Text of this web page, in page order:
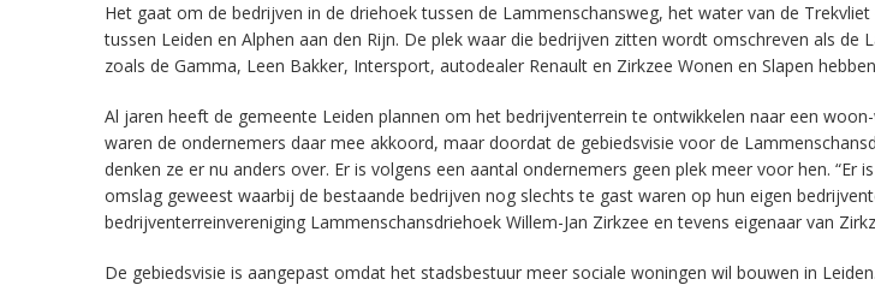
Het gaat om de bedrijven in de driehoek tussen de Lammenschansweg, het water van de
tussen Leiden en Alphen aan den Rijn. De plek waar die bedrijven zitten wordt omschreven als de
zoals de Gamma, Leen Bakker, Intersport, autodealer Renault en Zirkzee Wonen en Slapen
Al jaren heeft de gemeente Leiden plannen om het bedrijventerrein te ontwikkelen naar een
waren de ondernemers daar mee akkoord, maar doordat de gebiedsvisie voor de
denken ze er nu anders over. Er is volgens een aantal ondernemers geen plek meer voor hen. “Er
omslag geweest waarbij de bestaande bedrijven nog slechts te gast waren op hun eigen
bedrijventerreinvereniging Lammenschansdriehoek Willem-Jan Zirkzee en tevens eigenaar van
De gebiedsvisie is aangepast omdat het stadsbestuur meer sociale woningen wil bouwen in